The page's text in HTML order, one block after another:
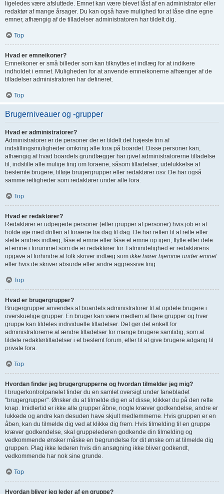
ligeledes være afsluttede. Emnet kan være blevet låst af en administrator eller
redaktør af mange årsager. Du kan også have mulighed for at låse dine egne
emner, afhængig af de tilladelser administratoren har tildelt dig.
Top
Hvad er emneikoner?
Emneikoner er små billeder som kan tilknyttes et indlæg for at indikere
indholdet i emnet. Muligheden for at anvende emneikonerne afhænger af de
tilladelser administratoren har defineret.
Top
Brugerniveauer og -grupper
Hvad er administratorer?
Administratorer er de personer der er tildelt det højeste trin af
indstillingsmuligheder omkring alle fora på boardet. Disse personer kan,
afhængig af hvad boardets grundlægger har givet administratorerne tilladelse
til, indstille alle mulige ting om foraene, såsom tilladelser, udelukkelse af
bestemte brugere, tilføje brugergrupper eller redaktører osv. De har også
samme rettigheder som redaktører under alle fora.
Top
Hvad er redaktører?
Redaktører er udpegede personer (eller grupper af personer) hvis job er at
holde øje med driften af foraene fra dag til dag. De har retten til at rette eller
slette andres indlæg, låse et emne eller låse et emne op igen, flytte eller dele
et emne i forummet som de er redaktører for. I almindelighed er redaktørens
opgave at forhindre at folk skriver indlæg som ikke hører hjemme under emnet
eller hvis de skriver absurde eller andre aggressive ting.
Top
Hvad er brugergrupper?
Brugergrupper anvendes af boardets administratorer til at opdele brugere i
overskuelige grupper. En bruger kan være medlem af flere grupper og hver
gruppe kan tildeles individuelle tilladelser. Det gør det enkelt for
administratorerne at ændre tilladelser for mange brugere samtidig, som at
tildele redaktørtilladelser i et bestemt forum, eller til at give brugere adgang til
private fora.
Top
Hvordan finder jeg brugergrupperne og hvordan tilmelder jeg mig?
I brugerkontrolpanelet finder du en samlet oversigt under fanebladet
"brugergrupper". Ønsker du at tilmelde dig en af disse, klikker du på den rette
knap. Imidlertid er ikke alle grupper åbne, nogle kræver godkendelse, andre er
lukkede og andre kan desuden have skjult medlemmerne. Hvis gruppen er en
åben, kan du tilmelde dig ved at klikke dig frem. Hvis tilmelding til en gruppe
kræver godkendelse, skal gruppelederen godkende din tilmelding og
vedkommende ønsker måske en begrundelse for dit ønske om at tilmelde dig
gruppen. Plag ikke lederen hvis din ansøgning ikke bliver godkendt,
vedkommende har nok sine grunde.
Top
Hvordan bliver jeg leder af en gruppe?